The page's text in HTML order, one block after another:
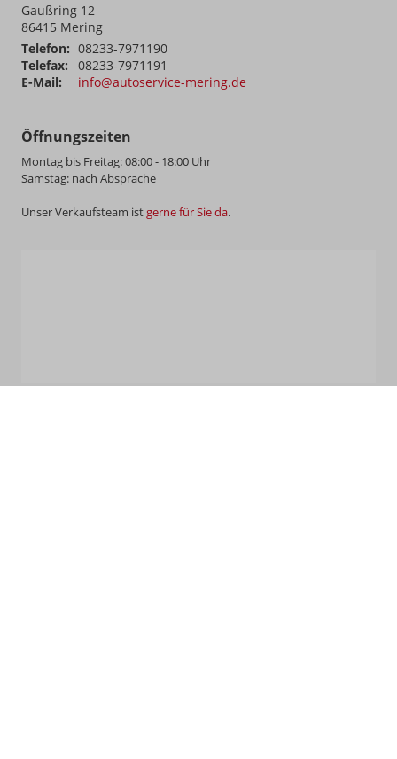
Gaußring 12
86415 Mering
Telefon: 08233-7971190
Telefax:
08233-7971191
E-Mail:
info@autoservice-mering.de
Öffnungszeiten
Montag bis Freitag: 08:00 - 18:00 Uhr
Samstag: nach Absprache
Unser Verkaufsteam ist gerne für Sie da.